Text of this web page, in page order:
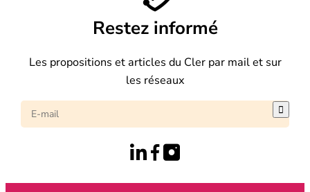
Restez informé
Les propositions et articles du Cler par mail et sur
les réseaux
